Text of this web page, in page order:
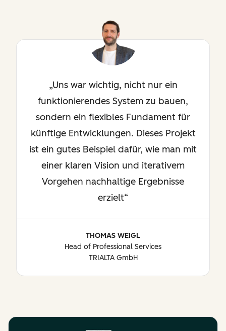
Uns war wichtig, nicht nur ein
funktionierendes System zu bauen,
sondern ein flexibles Fundament für
künftige Entwicklungen. Dieses Projekt
ist ein gutes Beispiel dafür, wie man mit
einer klaren Vision und iterativem
Vorgehen nachhaltige Ergebnisse
erzielt
THOMAS WEIGL
Head of Professional Services
TRIALTA GmbH